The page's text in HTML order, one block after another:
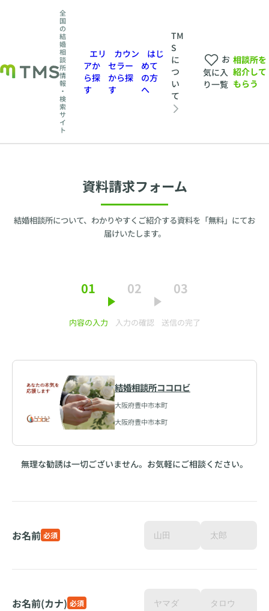
全
国
の
結
婚
相
談
所
情
報
・
検
索
サ
イ
ト
エリ
アか
ら探
す
カウン
セラー
から探
す
はじ
めて
の方
へ
TM
S
に
つ
い
て
お
気に入
り一覧
相談所を
紹介して
もらう
資料請求フォーム
結婚相談所について、わかりやすくご紹介する資料を「無料」にてお
届けいたします。
01
内容の入力
02
入力の確認
03
送信の完了
結婚相談所ココロビ
大阪府豊中市本町
大阪府豊中市本町
無理な勧誘は一切ございません。お気軽にご相談ください。
お名前 必須
お名前(カナ) 必須